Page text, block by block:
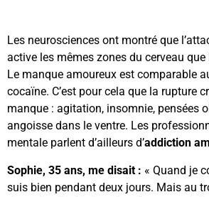
Les neurosciences ont montré que
active les mêmes zones du cerveau que
Le manque amoureux est comparable
cocaïne. C’est pour cela que la rupture
manque : agitation, insomnie, pensées
angoisse dans le ventre. Les
mentale parlent d’ailleurs d’addiction
Sophie, 35 ans, me disait : « Quand je
suis bien pendant deux jours. Mais au